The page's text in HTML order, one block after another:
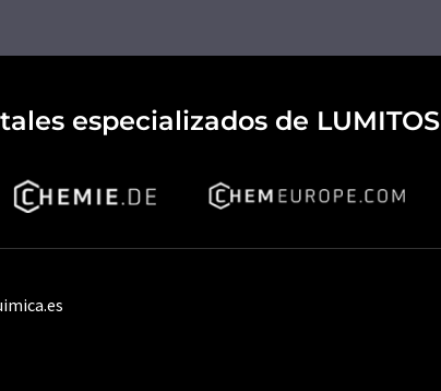
especializados de LUMITOS